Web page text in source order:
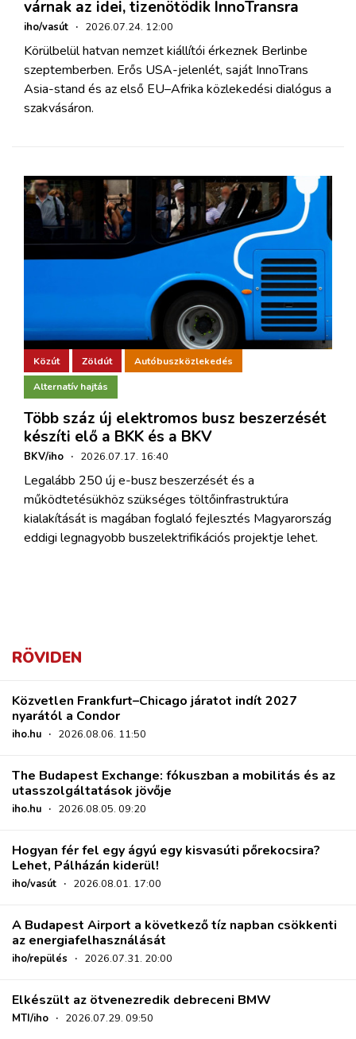
várnak az idei, tizenötödik InnoTransra
iho/vasút · 2026.07.24. 12:00
Körülbelül hatvan nemzet kiállítói érkeznek Berlinbe
szeptemberben. Erős USA-jelenlét, saját InnoTrans
Asia-stand és az első EU–Afrika közlekedési dialógus a
szakvásáron.
Közút Zöldút Autóbuszközlekedés
Alternatív hajtás
Több száz új elektromos busz beszerzését
készíti elő a BKK és a BKV
BKV/iho · 2026.07.17. 16:40
Legalább 250 új e-busz beszerzését és a
működtetésükhöz szükséges töltőinfrastruktúra
kialakítását is magában foglaló fejlesztés Magyarország
eddigi legnagyobb buszelektrifikációs projektje lehet.
RÖVIDEN
Közvetlen Frankfurt–Chicago járatot indít 2027
nyarától a Condor
iho.hu · 2026.08.06. 11:50
The Budapest Exchange: fókuszban a mobilitás és az
utasszolgáltatások jövője
iho.hu · 2026.08.05. 09:20
Hogyan fér fel egy ágyú egy kisvasúti pőrekocsira?
Lehet, Pálházán kiderül!
iho/vasút · 2026.08.01. 17:00
A Budapest Airport a következő tíz napban csökkenti
az energiafelhasználását
iho/repülés · 2026.07.31. 20:00
Elkészült az ötvenezredik debreceni BMW
MTI/iho · 2026.07.29. 09:50